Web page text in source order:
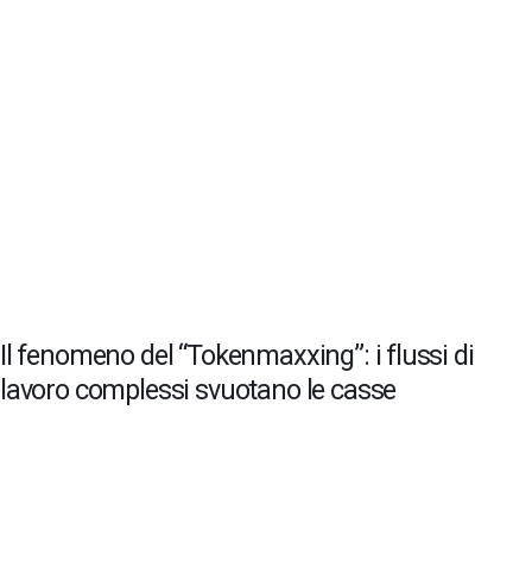
Il fenomeno del “Tokenmaxxing”: i flussi di
lavoro complessi svuotano le casse